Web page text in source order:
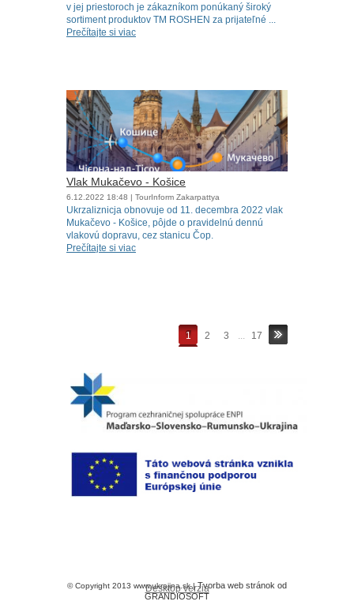
v jej priestoroch je zákazníkom ponúkaný široký
sortiment produktov TM ROSHEN za prijateľné ...
Prečítajte si viac
Vlak Mukačevo - Košice
6.12.2022 18:48 | TourInform Zakarpattya
Ukrzaliznicja obnovuje od 11. decembra 2022 vlak
Mukačevo - Košice, pôjde o pravidelnú dennú
vlakovú dopravu, cez stanicu Čop.
Prečítajte si viac
1 2 3 ... 17
© Copyright 2013 www.ukrajina.sk |Tvorba web stránok od
GRANDIOSOFT
Desktop verzia